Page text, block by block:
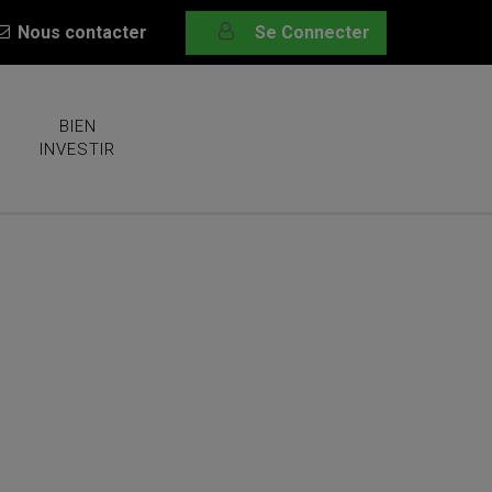
Nous contacter Se Connecter
BIEN
INVESTIR